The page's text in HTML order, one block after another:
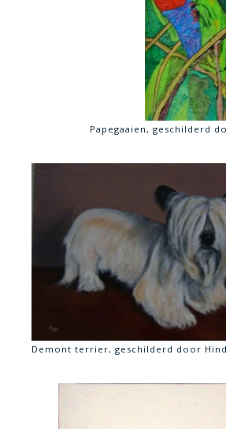
Papegaaien, geschilderd
Demont terrier, geschilderd door